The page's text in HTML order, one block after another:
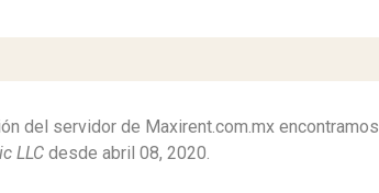
del servidor de Maxirent.com.mx encontramos
LLC desde abril 08, 2020.